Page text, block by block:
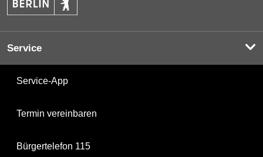
Service
Service-App
Termin vereinbaren
Bürgertelefon 115